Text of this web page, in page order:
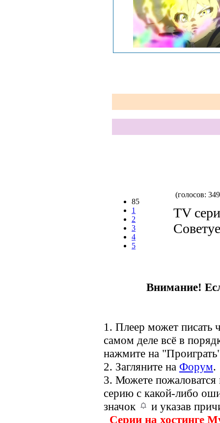
85
1
2
3
4
5
(голосов:
TV
Внимание!
1. Плеер может писать
самом деле всё в
нажмите на
2. Загляните на Форум.
3. Можете
серию с какой-либо
значок
и указав
Серии на хостинге